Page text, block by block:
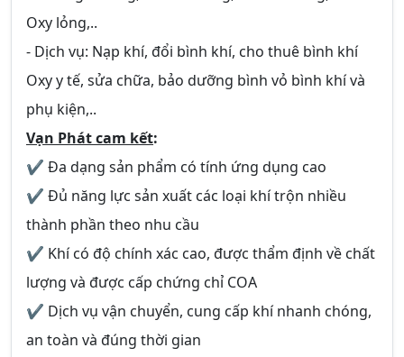
Oxy lỏng,..
- Dịch vụ: Nạp khí, đổi bình khí, cho thuê bình khí
Oxy y tế, sửa chữa, bảo dưỡng bình vỏ bình khí và
phụ kiện,..
Vạn Phát cam kết:
✔ Đa dạng sản phẩm có tính ứng dụng cao
✔ Đủ năng lực sản xuất các loại khí trộn nhiều
thành phần theo nhu cầu
✔ Khí có độ chính xác cao, được thẩm định về chất
lượng và được cấp chứng chỉ COA
✔ Dịch vụ vận chuyển, cung cấp khí nhanh chóng,
an toàn và đúng thời gian